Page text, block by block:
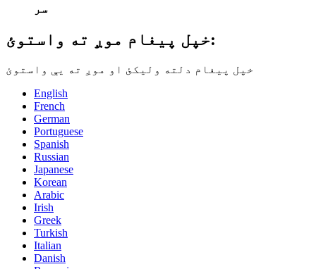
سر
خپل پیغام موږ ته واستوئ:
خپل پیغام دلته ولیکئ او موږ ته یې واستوئ
English
French
German
Portuguese
Spanish
Russian
Japanese
Korean
Arabic
Irish
Greek
Turkish
Italian
Danish